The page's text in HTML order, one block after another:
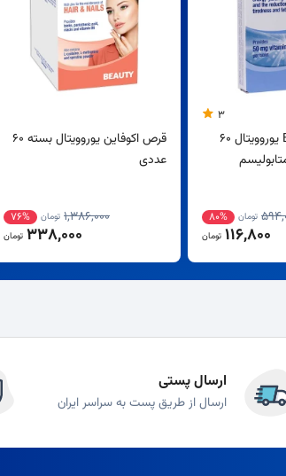
3
قرص ویتامین B2 یوروویتال 60
تومان 80%
116,800 تومان
قرص اکوفاین یوروویتال بسته 60
عددی
1,386,000 تومان 76%
338,000 تومان
ارسال پستی
ارسال از طریق پست به سراسر ایران